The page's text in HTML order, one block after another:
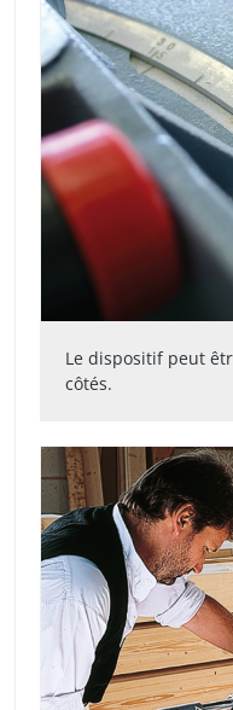
Le dispositif peut
côtés.